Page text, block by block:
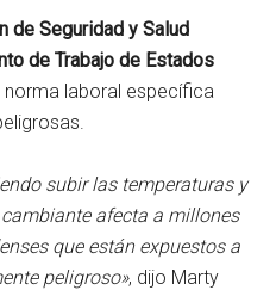
de Seguridad y Salud
de Trabajo de Estados
norma laboral específica
subir las temperaturas y
afecta a millones
que están expuestos a
peligroso», dijo Marty